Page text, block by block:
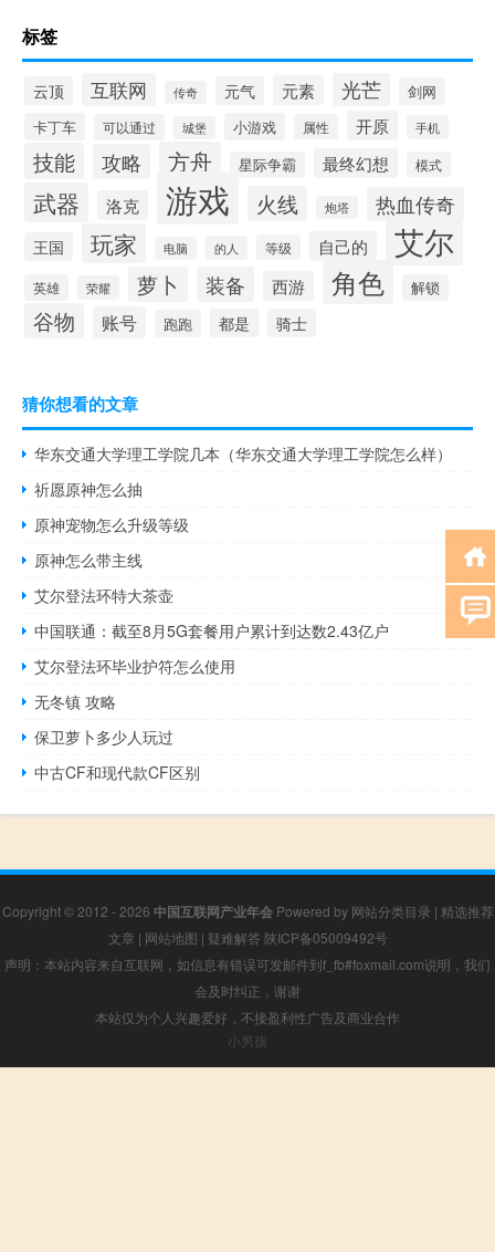
标签
云顶 互联网 传奇 元气 元素 光芒
剑网
卡丁车
可以通过 城堡 小游戏 属性 开原 手机
技能 攻略 方舟 星际争霸 最终幻想 模式
武器 洛克 游戏 火线 炮塔 热血传奇
王国 玩家 电脑 的人 等级 自己的 艾尔
英雄 荣耀 萝卜 装备 西游 角色 解锁
谷物 账号 跑跑 都是 骑士
猜你想看的文章
华东交通大学理工学院几本（华东交通大学理工学院怎么样）
祈愿原神怎么抽
原神宠物怎么升级等级
原神怎么带主线
艾尔登法环特大茶壶
中国联通：截至8月5G套餐用户累计到达数2.43亿户
艾尔登法环毕业护符怎么使用
无冬镇 攻略
保卫萝卜多少人玩过
中古CF和现代款CF区别
Copyright © 2012 - 2026 中国互联网产业年会Powered by 网站分类目录 | 精选推荐
文章 | 网站地图 | 疑难解答 陕ICP备05009492号
声明：本站内容来自互联网，如信息有错误可发邮件到f_fb#foxmail.com说明，我们
会及时纠正，谢谢
本站仅为个人兴趣爱好，不接盈利性广告及商业合作
小男孩